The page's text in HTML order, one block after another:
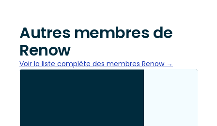
Autres membres de
Renow
Voir la liste complète des membres Renow →